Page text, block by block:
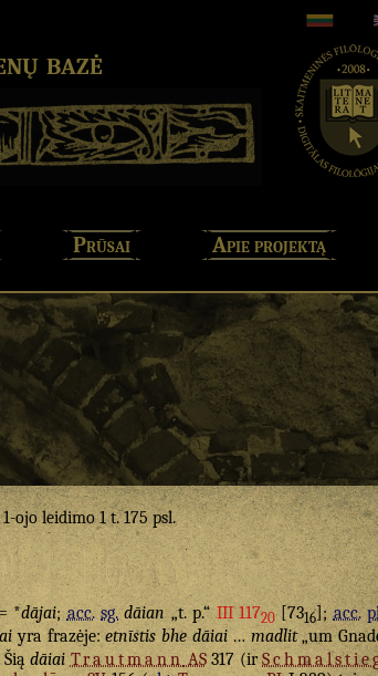
bazė
Prūsai Apie projektą
1-ojo leidimo 1 t. 175 psl.
*dājai;acc. sg. dāian„t. p.“III 11720[7316];acc.
yra frazėje:etnīstis bhe dāiai…madlit„um
Šiądāiai Trautmann AS317 (ir